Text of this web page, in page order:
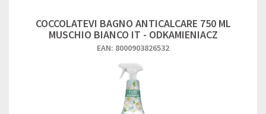
COCCOLATEVI BAGNO ANTICALCARE 750 ML
MUSCHIO BIANCO IT - ODKAMIENIACZ
EAN: 8000903826532